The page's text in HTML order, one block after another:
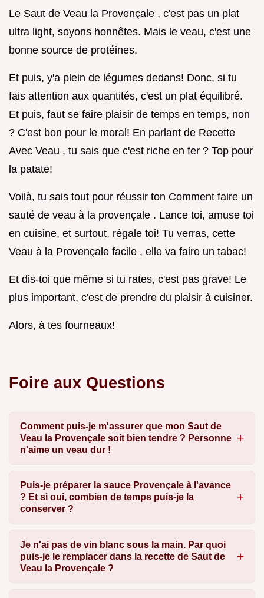
Le Saut de Veau la Provençale , c'est pas un plat
ultra light, soyons honnêtes. Mais le veau, c'est une
bonne source de protéines.
Et puis, y'a plein de légumes dedans! Donc, si tu
fais attention aux quantités, c'est un plat équilibré.
Et puis, faut se faire plaisir de temps en temps, non
? C'est bon pour le moral! En parlant de Recette
Avec Veau , tu sais que c'est riche en fer ? Top pour
la patate!
Voilà, tu sais tout pour réussir ton Comment faire un
sauté de veau à la provençale . Lance toi, amuse toi
en cuisine, et surtout, régale toi! Tu verras, cette
Veau à la Provençale facile , elle va faire un tabac!
Et dis-toi que même si tu rates, c'est pas grave! Le
plus important, c'est de prendre du plaisir à cuisiner.
Alors, à tes fourneaux!
Foire aux Questions
Comment puis-je m'assurer que mon Saut de
Veau la Provençale soit bien tendre ? Personne
n'aime un veau dur !
Puis-je préparer la sauce Provençale à l'avance
? Et si oui, combien de temps puis-je la
conserver ?
Je n'ai pas de vin blanc sous la main. Par quoi
puis-je le remplacer dans la recette de Saut de
Veau la Provençale ?